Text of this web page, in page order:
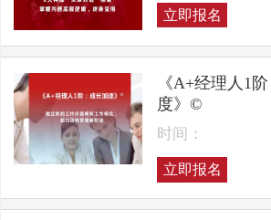
立即报名
《A+经理人1
度》©
时间：
立即报名